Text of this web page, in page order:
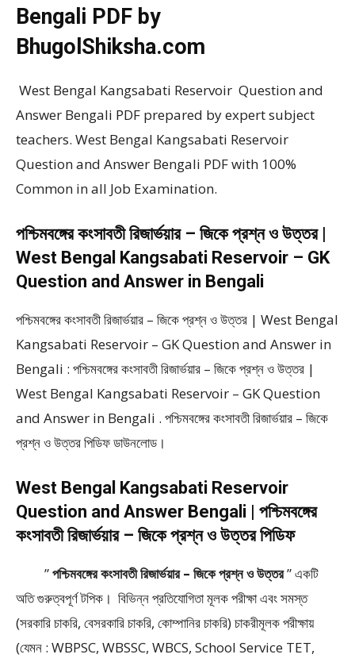
Bengali PDF by
BhugolShiksha.com
West Bengal Kangsabati Reservoir Question and
Answer Bengali PDF prepared by expert subject
teachers. West Bengal Kangsabati Reservoir
Question and Answer Bengali PDF with 100%
Common in all Job Examination.
পশ্চিমবঙ্গের কংসাবতী রিজার্ভয়ার – জিকে প্রশ্ন ও উত্তর |
West Bengal Kangsabati Reservoir – GK
Question and Answer in Bengali
পশ্চিমবঙ্গের কংসাবতী রিজার্ভয়ার – জিকে প্রশ্ন ও উত্তর | West Bengal
Kangsabati Reservoir – GK Question and Answer in
Bengali : পশ্চিমবঙ্গের কংসাবতী রিজার্ভয়ার – জিকে প্রশ্ন ও উত্তর |
West Bengal Kangsabati Reservoir – GK Question
and Answer in Bengali . পশ্চিমবঙ্গের কংসাবতী রিজার্ভয়ার – জিকে
প্রশ্ন ও উত্তর পিডিফ ডাউনলোড।
West Bengal Kangsabati Reservoir
Question and Answer Bengali | পশ্চিমবঙ্গের
কংসাবতী রিজার্ভয়ার – জিকে প্রশ্ন ও উত্তর পিডিফ
”পশ্চিমবঙ্গের কংসাবতী রিজার্ভয়ার – জিকে প্রশ্ন ও উত্তর” একটি
অতি গুরুত্বপূর্ণ টপিক। বিভিন্ন প্রতিযোগিতা মূলক পরীক্ষা এবং সমস্ত
(সরকারি চাকরি, বেসরকারি চাকরি, কোম্পানির চাকরি) চাকরীমূলক পরীক্ষায়
(যেমন : WBPSC, WBSSC, WBCS, School Service TET,